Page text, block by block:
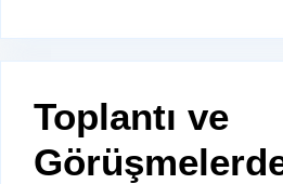
Toplantı ve